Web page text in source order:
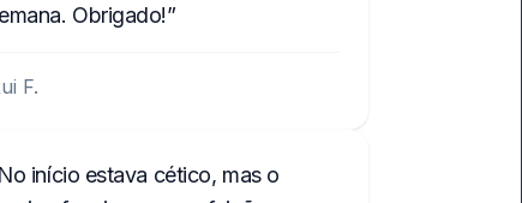
Obrigado!
F.
início estava cético, mas o